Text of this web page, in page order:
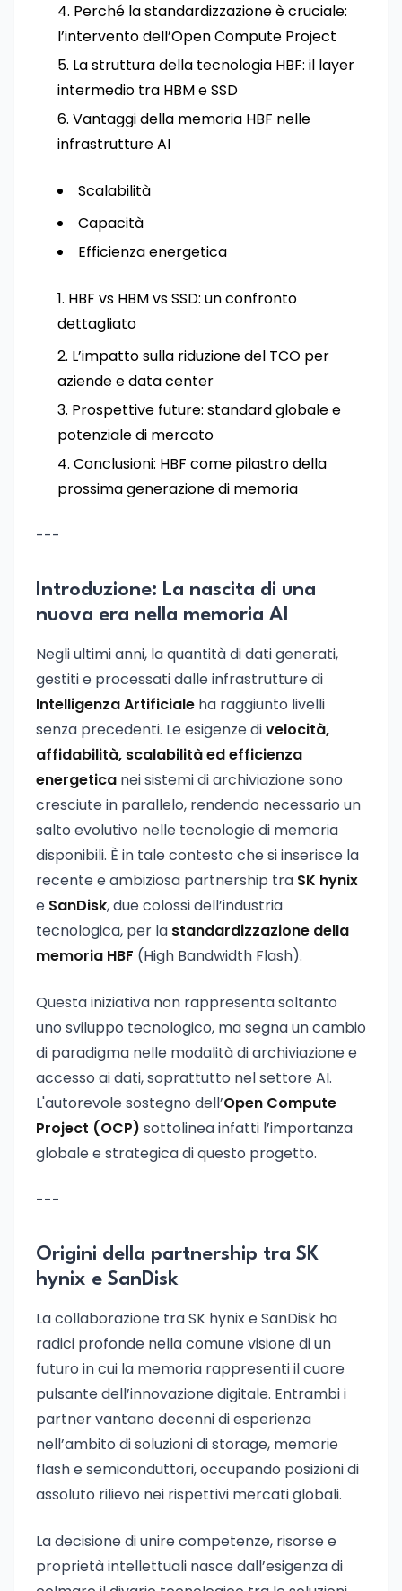
Perché la standardizzazione è cruciale:
l’intervento dell’Open Compute Project
La struttura della tecnologia HBF: il layer
intermedio tra HBM e SSD
Vantaggi della memoria HBF nelle
infrastrutture AI
Scalabilità
Capacità
Efficienza energetica
HBF vs HBM vs SSD: un confronto
dettagliato
L’impatto sulla riduzione del TCO per
aziende e data center
Prospettive future: standard globale e
potenziale di mercato
Conclusioni: HBF come pilastro della
prossima generazione di memoria
---
Introduzione: La nascita di una
nuova era nella memoria AI
Negli ultimi anni, la quantità di dati generati,
gestiti e processati dalle infrastrutture di
Intelligenza Artificiale ha raggiunto livelli
senza precedenti. Le esigenze divelocità,
affidabilità, scalabilità ed efficienza
energetica nei sistemi di archiviazione sono
cresciute in parallelo, rendendo necessario un
salto evolutivo nelle tecnologie di memoria
disponibili. È in tale contesto che si inserisce la
recente e ambiziosa partnership tra SK hynix
e SanDisk, due colossi dell’industria
tecnologica, per la standardizzazione della
memoria HBF (High Bandwidth Flash).
Questa iniziativa non rappresenta soltanto
uno sviluppo tecnologico, ma segna un cambio
di paradigma nelle modalità di archiviazione e
accesso ai dati, soprattutto nel settore AI.
L'autorevole sostegno dell’Open Compute
Project (OCP) sottolinea infatti l’importanza
globale e strategica di questo progetto.
---
Origini della partnership tra SK
hynix e SanDisk
La collaborazione tra SK hynix e SanDisk ha
radici profonde nella comune visione di un
futuro in cui la memoria rappresenti il cuore
pulsante dell’innovazione digitale. Entrambi i
partner vantano decenni di esperienza
nell’ambito di soluzioni di storage, memorie
flash e semiconduttori, occupando posizioni di
assoluto rilievo nei rispettivi mercati globali.
La decisione di unire competenze, risorse e
proprietà intellettuali nasce dall’esigenza di